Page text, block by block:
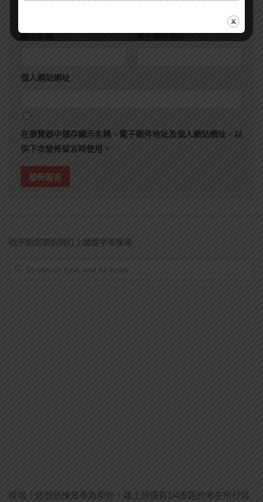
顯示名稱* 電子郵件地址*
個人網站網址
在瀏覽器中儲存顯示名稱、電子郵件地址及個人網站網址，以
供下次發佈留言時使用。
找不到您要的請打上關鍵字來搜尋
哇哦！這個訓練是專為那些，離上榜還有1/4差距的考生所打造